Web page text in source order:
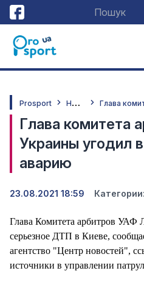
Prosport Н
овини
Глава комитета
Украины угодил
аварию
23.08.2021 18:59 Категории:
Глава Комитета арбитров УАФ
серьезное ДТП в Киеве,
агентство "Центр новостей",
источники в управлении